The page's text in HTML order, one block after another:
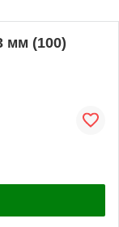
мм (100)